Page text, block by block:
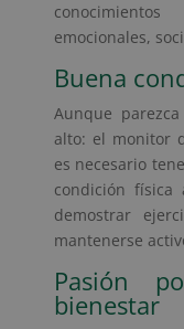
emocionales,
Buena
Aunque
alto: el monitor
es necesario
condición física
demostrar
mantenerse
Pasión
bienestar